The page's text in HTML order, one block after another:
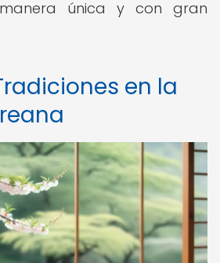
única y con gran
en la